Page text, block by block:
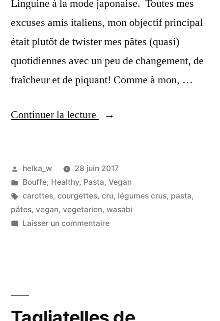
Linguine à la mode japonaise. Toutes mes
excuses amis italiens, mon objectif principal
était plutôt de twister mes pâtes (quasi)
quotidiennes avec un peu de changement, de
fraîcheur et de piquant! Comme à mon, …
Continuer la lecture
« Linguine
et
carottes
crues
&
Publié
par
helka_w
28 juin 2017
Publié
dans
Bouffe, Healthy, Pasta, Vegan
Étiquettes :
carottes, courgettes, cru, légumes crus, pasta,
pâtes, vegan, vegetarien, wasabi
Laisser un commentairesur
&